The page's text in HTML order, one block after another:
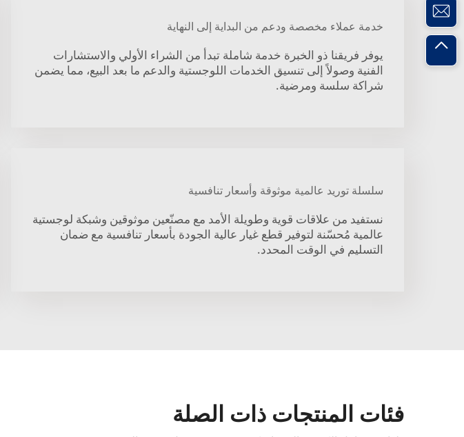
خدمة عملاء مخصصة ودعم من البداية إلى النهاية
يوفر فريقنا ذو الخبرة خدمة شاملة تبدأ من الشراء الأولي والاستشارات
الفنية وصولاً إلى تنسيق الخدمات اللوجستية والدعم ما بعد البيع، مما يضمن
شراكة سلسة ومرضية.
سلسلة توريد عالمية موثوقة وأسعار تنافسية
نستفيد من علاقات قوية وطويلة الأمد مع مصنّعين موثوقين وشبكة لوجستية
عالمية مُحسّنة لتوفير قطع غيار عالية الجودة بأسعار تنافسية مع ضمان
التسليم في الوقت المحدد.
فئات المنتجات ذات الصلة